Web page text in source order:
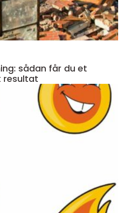
sådan får du et
resultat